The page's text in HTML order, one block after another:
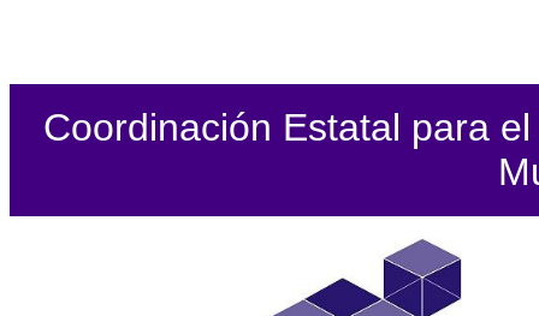
Coordinación Estatal para